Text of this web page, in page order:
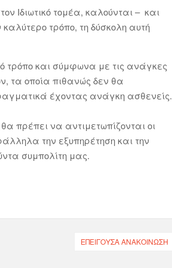
Ιδιωτικό τομέα, καλούνται – και
τρόπο, τη δύσκολη αυτή
και σύμφωνα με τις ανάγκες
τα οποία πιθανώς δεν θα
έχοντας ανάγκη ασθενείς.
πρέπει να αντιμετωπίζονται οι
την εξυπηρέτηση και την
συμπολίτη μας.
ΕΠΕΙΓΟΥΣΑ ΑΝΑΚΟΙΝΩΣΗ